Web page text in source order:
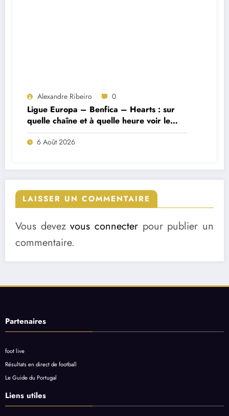
Alexandre Ribeiro 0
Ligue Europa – Benfica – Hearts : sur
quelle chaîne et à quelle heure voir le
match ?
6 Août 2026
LAISSER UN COMMENTAIRE
Vous devezvous connecter pour publier un
commentaire.
Partenaires
foot live
Résultats en direct de football
Le Guide du Portugal
Liens utiles